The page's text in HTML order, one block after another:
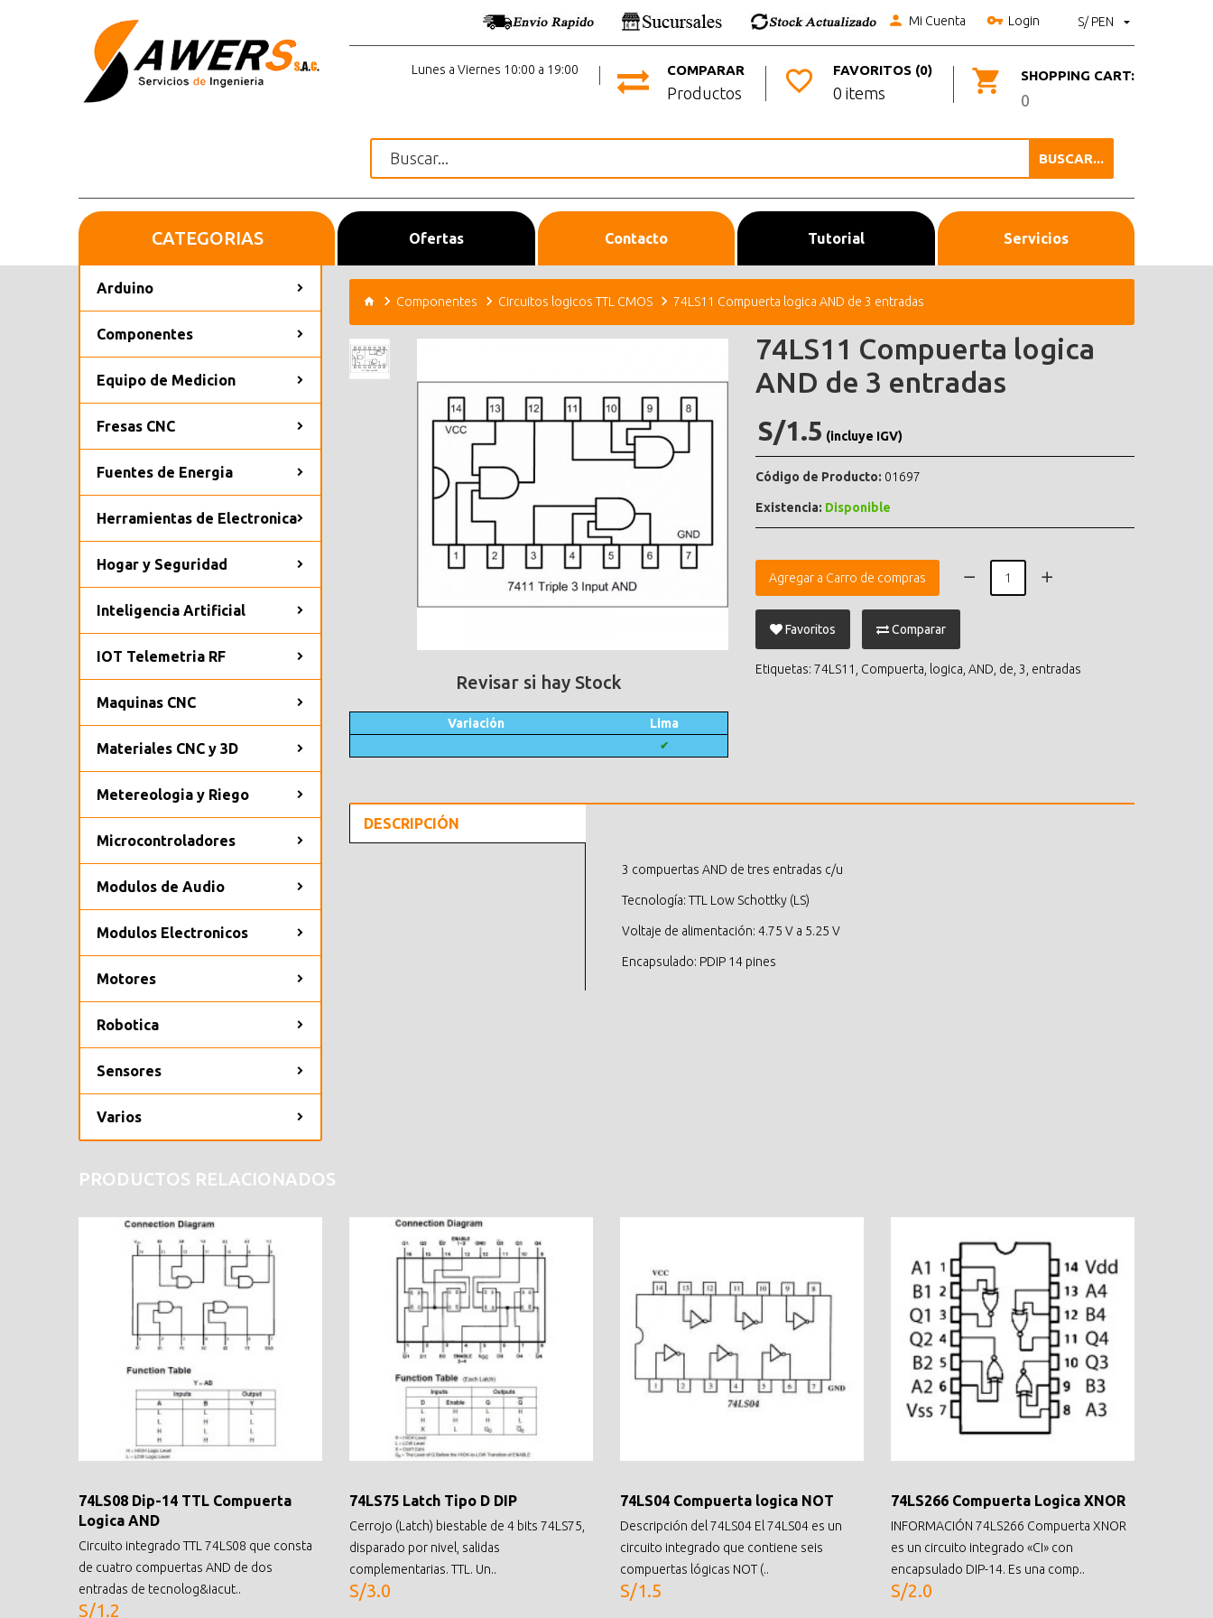
S/ PEN
Mi Cuenta Login
SHOPPING CART:
0
FAVORITOS (0)
0 items
COMPARAR
Productos
Lunes a Viernes 10:00 a 19:00
BUSCAR...
Inicio Ofertas Contacto Tutorial Servicios
CATEGORIAS
Arduino
Componentes
Equipo de Medicion
Fresas CNC
Fuentes de Energia
Herramientas de Electronica
Hogar y Seguridad
Inteligencia Artificial
IOT Telemetria RF
Maquinas CNC
Materiales CNC y 3D
Metereologia y Riego
Microcontroladores
Modulos de Audio
Modulos Electronicos
Motores
Robotica
Sensores
Varios
Componentes Circuitos logicos TTL CMOS 74LS11 Compuerta logica AND de 3 entradas
Revisar si hay Stock
Variación Lima
✔
74LS11 Compuerta logica
AND de 3 entradas
S/1.5 (incluye IGV)
Código de Producto: 01697
Existencia: Disponible
Agregar a Carro de compras
Favoritos Comparar
Etiquetas: 74LS11 Compuerta logica AND de 3 entradas
DESCRIPCIÓN
3 compuertas AND de tres entradas c/u
Tecnología: TTL Low Schottky (LS)
Voltaje de alimentación: 4.75 V a 5.25 V
Encapsulado: PDIP 14 pines
PRODUCTOS RELACIONADOS
74LS08 Dip-14 TTL Compuerta
Logica AND
Circuito integrado TTL 74LS08 que consta
de cuatro compuertas AND de dos
entradas de tecnolog&iacut..
S/1.2
74LS75 Latch Tipo D DIP
Cerrojo (Latch) biestable de 4 bits 74LS75,
disparado por nivel, salidas
complementarias. TTL. Un..
S/3.0
74LS04 Compuerta logica NOT
Descripción del 74LS04 El 74LS04 es un
circuito integrado que contiene seis
compuertas lógicas NOT (..
S/1.5
74LS266 Compuerta Logica XNOR
INFORMACIÓN 74LS266 Compuerta XNOR
es un circuito integrado «CI» con
encapsulado DIP-14. Es una comp..
S/2.0